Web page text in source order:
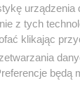
wszystkich
urządzenia
z tych
klikając
będą